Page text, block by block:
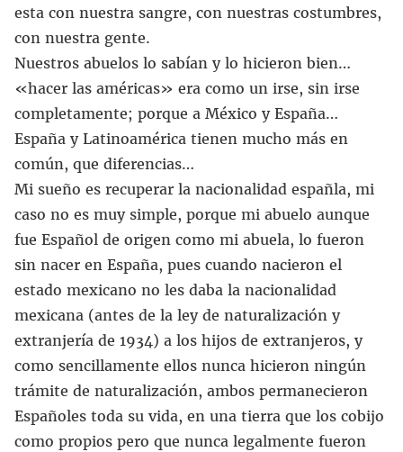
esta con nuestra sangre, con nuestras costumbres,
con nuestra gente.
Nuestros abuelos lo sabían y lo hicieron bien…
«hacer las américas» era como un irse, sin irse
completamente; porque a México y España…
España y Latinoamérica tienen mucho más en
común, que diferencias…
Mi sueño es recuperar la nacionalidad españla, mi
caso no es muy simple, porque mi abuelo aunque
fue Español de origen como mi abuela, lo fueron
sin nacer en España, pues cuando nacieron el
estado mexicano no les daba la nacionalidad
mexicana (antes de la ley de naturalización y
extranjería de 1934) a los hijos de extranjeros, y
como sencillamente ellos nunca hicieron ningún
trámite de naturalización, ambos permanecieron
Españoles toda su vida, en una tierra que los cobijo
como propios pero que nunca legalmente fueron